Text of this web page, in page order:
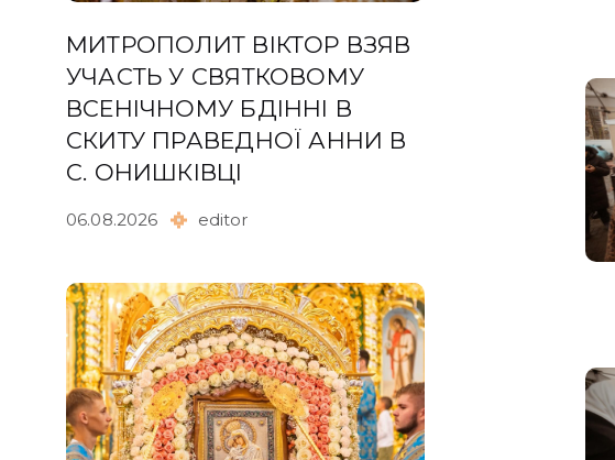
МИТРОПОЛИТ ВІКТОР ВЗЯВ
УЧАСТЬ У СВЯТКОВОМУ
ВСЕНІЧНОМУ БДІННІ В
СКИТУ ПРАВЕДНОЇ АННИ В
С. ОНИШКІВЦІ
06.08.2026 editor